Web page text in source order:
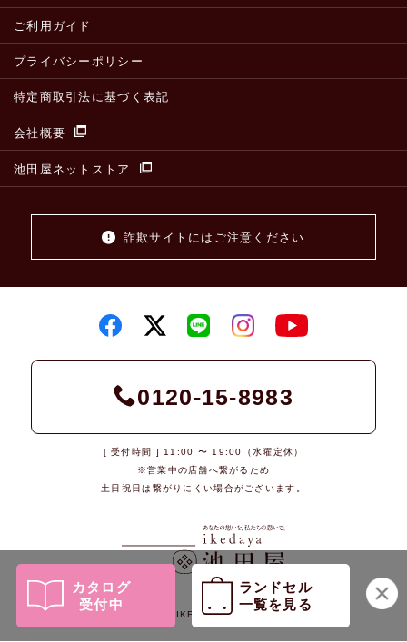
カタログ
受付中
ランドセル
一覧を見る
ご利用ガイド
プライバシーポリシー
特定商取引法に基づく表記
会社概要
池田屋ネットストア
詐欺サイトにはご注意ください
0120-15-8983
[ 受付時間 ] 11:00 〜 19:00（水曜定休）
※営業中の店舗へ繋がるため
土日祝日は繋がりにくい場合がございます。
© 2026 IKEDAYA Co., Ltd.